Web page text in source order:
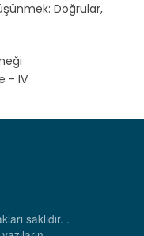
Doğrular,
- IV
saklıdır. .